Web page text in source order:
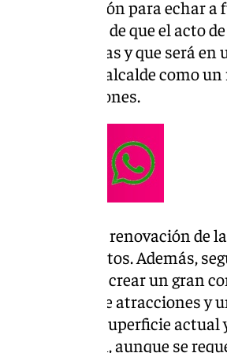
con Tremón para echar
ha informado de que el acto
las 12.00 horas y que será
cual tanto el alcalde como
declaraciones.
se pretende la renovación de
equipamientos. Además,
de Tremón de crear un gran
en el parque de atracciones y
dentro de su superficie
de una ocasión, aunque se